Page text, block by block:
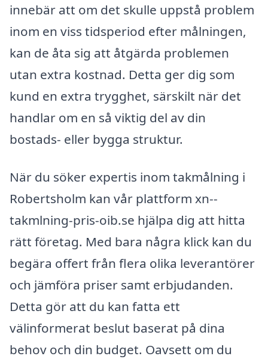
innebär att om det skulle uppstå problem
inom en viss tidsperiod efter målningen,
kan de åta sig att åtgärda problemen
utan extra kostnad. Detta ger dig som
kund en extra trygghet, särskilt när det
handlar om en så viktig del av din
bostads- eller bygga struktur.
När du söker expertis inom takmålning i
Robertsholm kan vår plattform xn--
takmlning-pris-oib.se hjälpa dig att hitta
rätt företag. Med bara några klick kan du
begära offert från flera olika leverantörer
och jämföra priser samt erbjudanden.
Detta gör att du kan fatta ett
välinformerat beslut baserat på dina
behov och din budget. Oavsett om du